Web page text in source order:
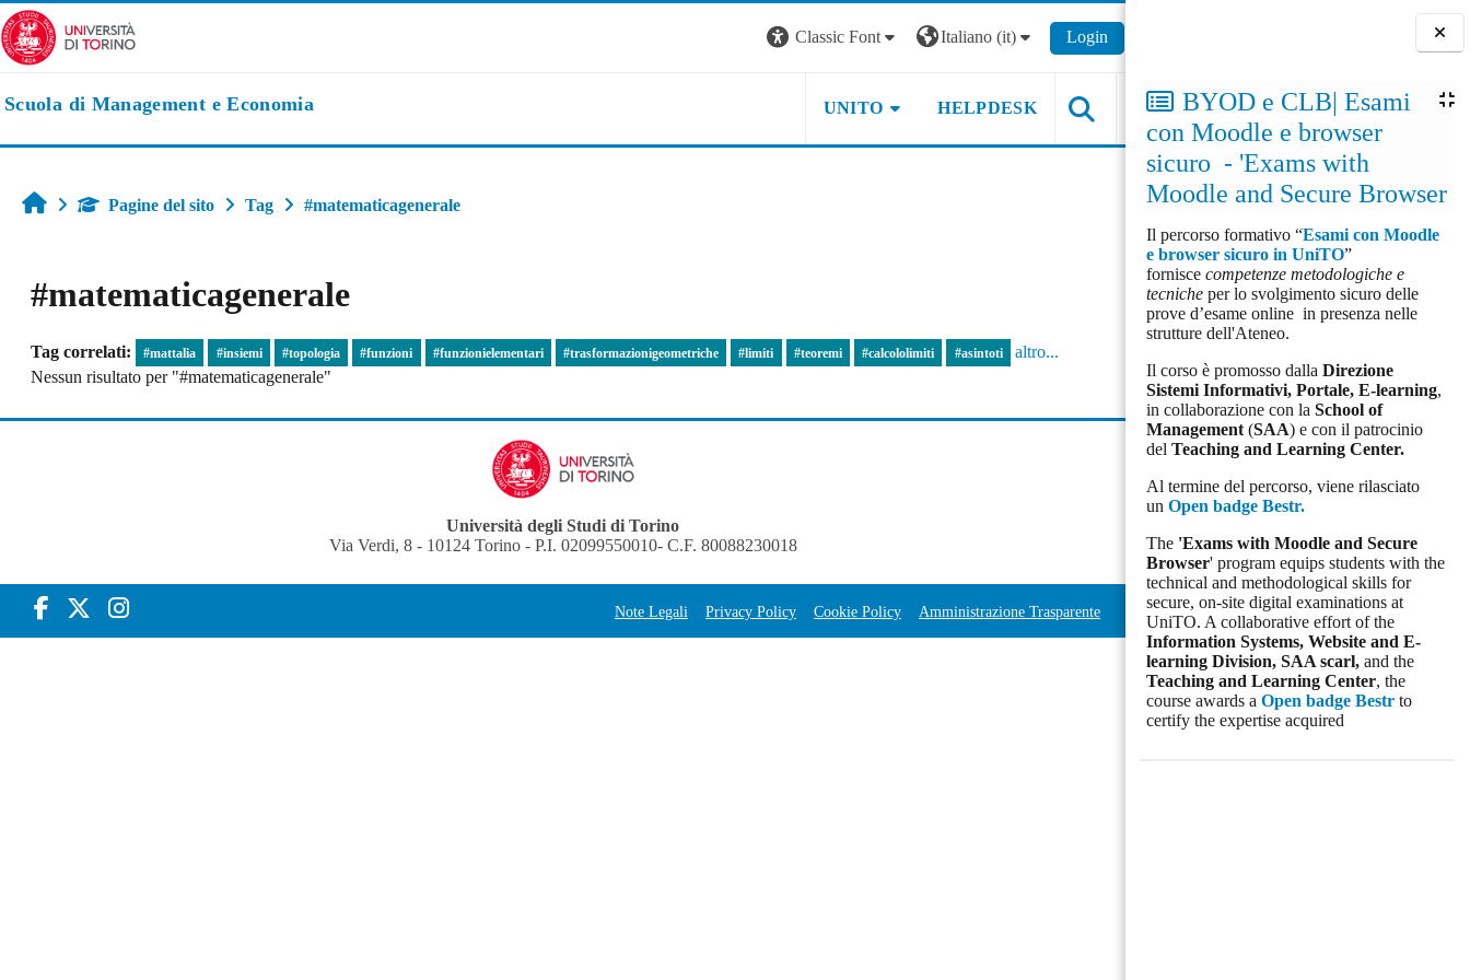
Vai al contenuto principale
Blocchi
BYOD e CLB| Esami
con Moodle e browser
sicuro - 'Exams with
Moodle and Secure Browser
Il percorso formativo “Esami con Moodle
e browser sicuro in UniTO”
forniscecompetenze metodologiche e
tecniche per lo svolgimento sicuro delle
prove d’esame online in presenza nelle
strutture dell'Ateneo.
Il corso è promosso dallaDirezione
Sistemi Informativi, Portale, E-learning,
in collaborazione con laSchool of
Management (SAA) e con il patrocinio
delTeaching and Learning Center.
Al termine del percorso, viene rilasciato
unOpen badge Bestr.
The 'Exams with Moodle and Secure
Browser' program equips students with the
technical and methodological skills for
secure, on-site digital examinations at
UniTO. A collaborative effort of the
Information Systems, Website and E-
learning Division, SAA scarl,and the
Teaching and Learning Center, the
course awards aOpen badge Bestr to
certify the expertise acquired
Classic Font Italiano ‎(it)‎ Login
Scuola di Management e Economia UNITO HELPDESK
HomePagine del sito Tag #matematicagenerale
#matematicagenerale
Tag correlati: #mattalia #insiemi #topologia #funzioni #funzionielementari #trasformazionigeometriche #limiti #teoremi #calcololimiti #asintoti
altro...
Nessun risultato per "#matematicagenerale"
Università degli Studi di Torino
Via Verdi, 8 - 10124 Torino - P.I. 02099550010- C.F. 80088230018
Note Legali Privacy Policy Cookie Policy Amministrazione Trasparente